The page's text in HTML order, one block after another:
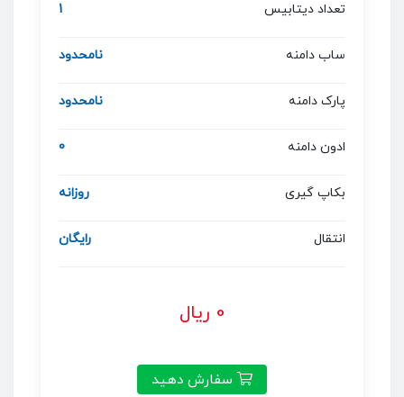
1 تعداد دیتابیس
نامحدود ساب دامنه
نامحدود پارک دامنه
0 ادون دامنه
روزانه بکاپ گیری
رایگان انتقال
0 ریال
سفارش دهید